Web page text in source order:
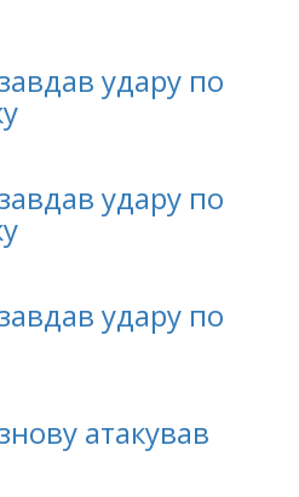
удару по
удару по
удару по
атакував